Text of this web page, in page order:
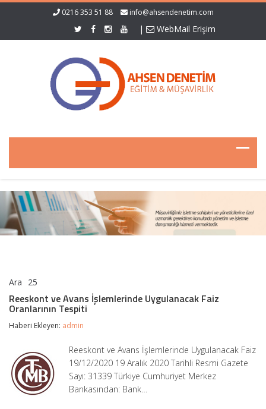
0216 353 51 88 info@ahsendenetim.com
| WebMail Erişim
Ara 25
Avans
İşlemlerinde
Uygulanacak
Tespiti
için
Reeskont ve Avans İşlemlerinde Uygulanacak Faiz
Oranlarının Tespiti
Haberi Ekleyen: admin
Reeskont ve Avans İşlemlerinde Uygulanacak Faiz
19/12/2020 19 Aralık 2020 Tarihli Resmi Gazete
Sayı: 31339 Türkiye Cumhuriyet Merkez
Bankasından: Bank…